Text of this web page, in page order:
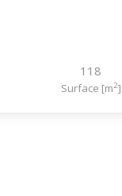
118
Surface [m2]